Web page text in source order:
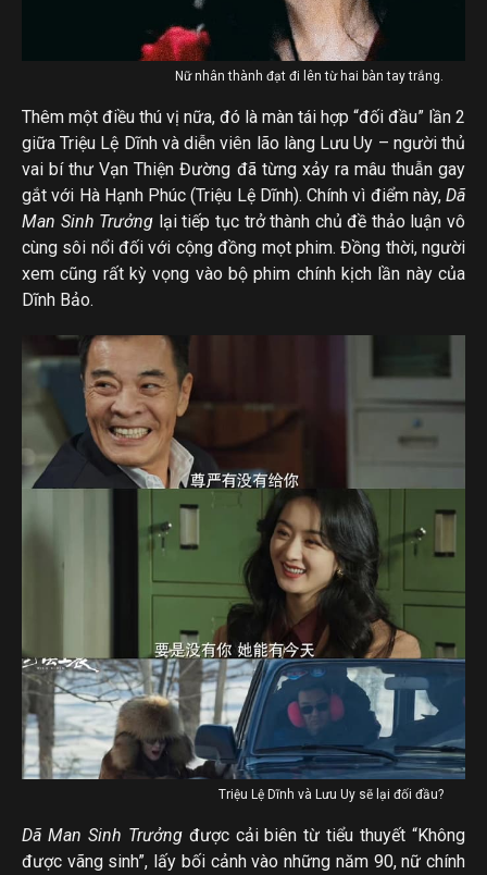
Nữ nhân thành đạt đi lên từ hai bàn tay trắng.
Thêm một điều thú vị nữa, đó là màn tái hợp “đối đầu” lần 2
giữa Triệu Lệ Dĩnh và diễn viên lão làng Lưu Uy – người thủ
vai bí thư Vạn Thiện Đường đã từng xảy ra mâu thuẫn gay
gắt với Hà Hạnh Phúc (Triệu Lệ Dĩnh). Chính vì điểm này, Dã
Man Sinh Trưởng lại tiếp tục trở thành chủ đề thảo luận vô
cùng sôi nổi đối với cộng đồng mọt phim. Đồng thời, người
xem cũng rất kỳ vọng vào bộ phim chính kịch lần này của
Dĩnh Bảo.
Triệu Lệ Dĩnh và Lưu Uy sẽ lại đối đầu?
Dã Man Sinh Trưởngđược cải biên từ tiểu thuyết “Không
được vãng sinh”, lấy bối cảnh vào những năm 90, nữ chính